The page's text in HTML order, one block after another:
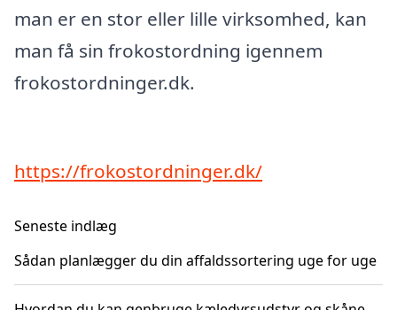
man er en stor eller lille virksomhed, kan
man få sin frokostordning igennem
frokostordninger.dk.
https://frokostordninger.dk/
Seneste indlæg
Sådan planlægger du din affaldssortering uge for uge